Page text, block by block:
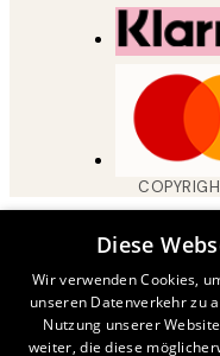
Diese
Wir verwenden Cookies,
unseren Datenverkehr zu
Nutzung unserer
weiter, die diese